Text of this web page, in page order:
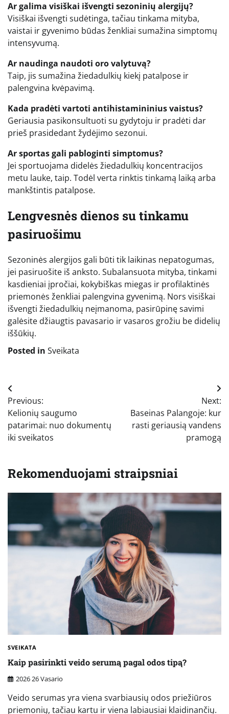
Ar galima visiškai išvengti sezoninių alergijų?
Visiškai išvengti sudėtinga, tačiau tinkama mityba,
vaistai ir gyvenimo būdas ženkliai sumažina simptomų
intensyvumą.
Ar naudinga naudoti oro valytuvą?
Taip, jis sumažina žiedadulkių kiekį patalpose ir
palengvina kvėpavimą.
Kada pradėti vartoti antihistamininius vaistus?
Geriausia pasikonsultuoti su gydytoju ir pradėti dar
prieš prasidedant žydėjimo sezonui.
Ar sportas gali pabloginti simptomus?
Jei sportuojama didelės žiedadulkių koncentracijos
metu lauke, taip. Todėl verta rinktis tinkamą laiką arba
mankštintis patalpose.
Lengvesnės dienos su tinkamu
pasiruošimu
Sezoninės alergijos gali būti tik laikinas nepatogumas,
jei pasiruošite iš anksto. Subalansuota mityba, tinkami
kasdieniai įpročiai, kokybiškas miegas ir profilaktinės
priemonės ženkliai palengvina gyvenimą. Nors visiškai
išvengti žiedadulkių neįmanoma, pasirūpinę savimi
galėsite džiaugtis pavasario ir vasaros grožiu be didelių
iššūkių.
Posted in Sveikata
Navigacija
tarp
įrašų
Previous:
Kelionių saugumo
patarimai: nuo dokumentų
iki sveikatos
Next:
Baseinas Palangoje: kur
rasti geriausią vandens
pramogą
Rekomenduojami straipsniai
SVEIKATA
Kaip pasirinkti veido serumą pagal odos tipą?
2026 26 Vasario
Veido serumas yra viena svarbiausių odos priežiūros
priemonių, tačiau kartu ir viena labiausiai klaidinančių.